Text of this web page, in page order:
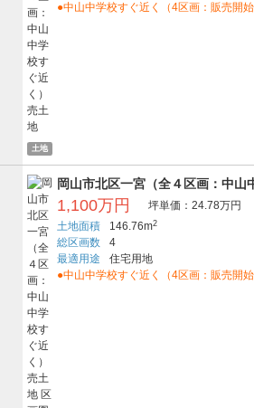
土地
●中山中学校すぐ近く（4区画：販売開始
岡山市北区一宮（全４区画：中山
1,100万円
坪単価：24.78万円
土地面積
146.76m2
総区画数
4
最適用途
住宅用地
●中山中学校すぐ近く（4区画：販売開始